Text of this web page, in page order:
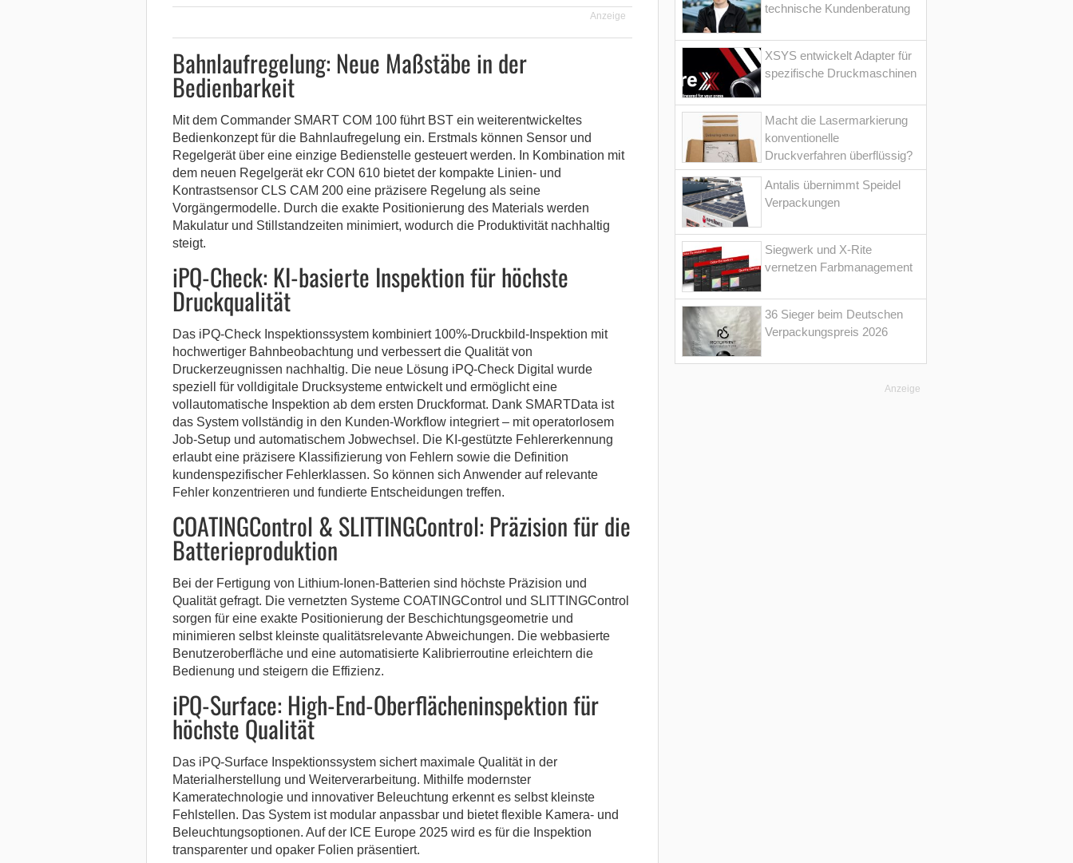
Anzeige
Bahnlaufregelung: Neue Maßstäbe in der
Bedienbarkeit
Mit dem Commander SMART COM 100 führt BST ein weiterentwickeltes
Bedienkonzept für die Bahnlaufregelung ein. Erstmals können Sensor und
Regelgerät über eine einzige Bedienstelle gesteuert werden. In Kombination mit
dem neuen Regelgerät ekr CON 610 bietet der kompakte Linien- und
Kontrastsensor CLS CAM 200 eine präzisere Regelung als seine
Vorgängermodelle. Durch die exakte Positionierung des Materials werden
Makulatur und Stillstandzeiten minimiert, wodurch die Produktivität nachhaltig
steigt.
iPQ-Check: KI-basierte Inspektion für höchste
Druckqualität
Das iPQ-Check Inspektionssystem kombiniert 100%-Druckbild-Inspektion mit
hochwertiger Bahnbeobachtung und verbessert die Qualität von
Druckerzeugnissen nachhaltig. Die neue Lösung iPQ-Check Digital wurde
speziell für volldigitale Drucksysteme entwickelt und ermöglicht eine
vollautomatische Inspektion ab dem ersten Druckformat. Dank SMARTData ist
das System vollständig in den Kunden-Workflow integriert – mit operatorlosem
Job-Setup und automatischem Jobwechsel. Die KI-gestützte Fehlererkennung
erlaubt eine präzisere Klassifizierung von Fehlern sowie die Definition
kundenspezifischer Fehlerklassen. So können sich Anwender auf relevante
Fehler konzentrieren und fundierte Entscheidungen treffen.
COATINGControl & SLITTINGControl: Präzision für die
Batterieproduktion
Bei der Fertigung von Lithium-Ionen-Batterien sind höchste Präzision und
Qualität gefragt. Die vernetzten Systeme COATINGControl und SLITTINGControl
sorgen für eine exakte Positionierung der Beschichtungsgeometrie und
minimieren selbst kleinste qualitätsrelevante Abweichungen. Die webbasierte
Benutzeroberfläche und eine automatisierte Kalibrierroutine erleichtern die
Bedienung und steigern die Effizienz.
iPQ-Surface: High-End-Oberflächeninspektion für
höchste Qualität
Das iPQ-Surface Inspektionssystem sichert maximale Qualität in der
Materialherstellung und Weiterverarbeitung. Mithilfe modernster
Kameratechnologie und innovativer Beleuchtung erkennt es selbst kleinste
Fehlstellen. Das System ist modular anpassbar und bietet flexible Kamera- und
Beleuchtungsoptionen. Auf der ICE Europe 2025 wird es für die Inspektion
transparenter und opaker Folien präsentiert.
technische Kundenberatung
XSYS entwickelt Adapter für
spezifische Druckmaschinen
Macht die Lasermarkierung
konventionelle
Druckverfahren überflüssig?
Antalis übernimmt Speidel
Verpackungen
Siegwerk und X-Rite
vernetzen Farbmanagement
36 Sieger beim Deutschen
Verpackungspreis 2026
Anzeige